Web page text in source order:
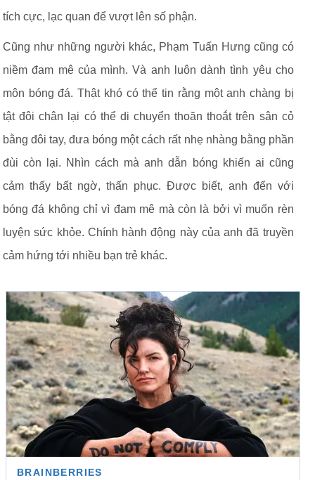
tích cực, lạc quan để vượt lên số phận.
Cũng như những người khác, Phạm Tuấn Hưng cũng có
niềm đam mê của mình. Và anh luôn dành tình yêu cho
môn bóng đá. Thật khó có thể tin rằng một anh chàng bị
tật đôi chân lại có thể di chuyển thoăn thoắt trên sân cỏ
bằng đôi tay, đưa bóng một cách rất nhẹ nhàng bằng phần
đùi còn lại. Nhìn cách mà anh dẫn bóng khiến ai cũng
cảm thấy bất ngờ, thấn phục. Được biết, anh đến với
bóng đá không chỉ vì đam mê mà còn là bởi vì muốn rèn
luyện sức khỏe. Chính hành động này của anh đã truyền
cảm hứng tới nhiều bạn trẻ khác.